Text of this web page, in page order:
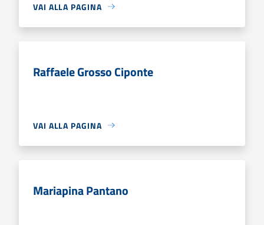
VAI ALLA PAGINA
Raffaele Grosso Ciponte
VAI ALLA PAGINA
Mariapina Pantano